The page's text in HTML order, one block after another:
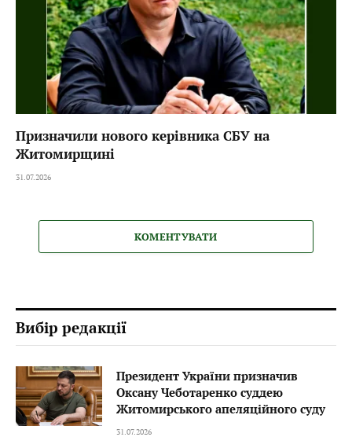
Призначили нового керівника СБУ на
Житомирщині
31.07.2026
КОМЕНТУВАТИ
Вибір редакції
Президент України призначив
Оксану Чеботаренко суддею
Житомирського апеляційного суду
31.07.2026